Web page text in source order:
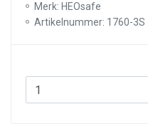
Merk: HEOsafe
Artikelnummer: 1760-3S